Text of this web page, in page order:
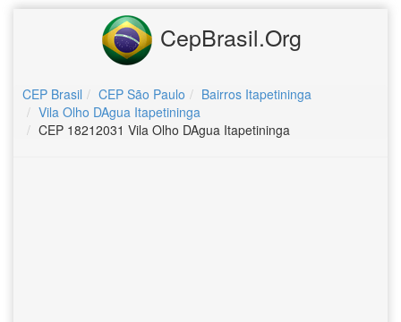
CepBrasil.Org
CEP Brasil CEP São Paulo
Bairros Itapetininga
Vila Olho DAgua Itapetininga
CEP 18212031 Vila Olho DAgua Itapetininga